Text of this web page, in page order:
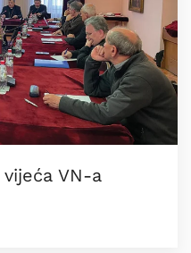
VN-a